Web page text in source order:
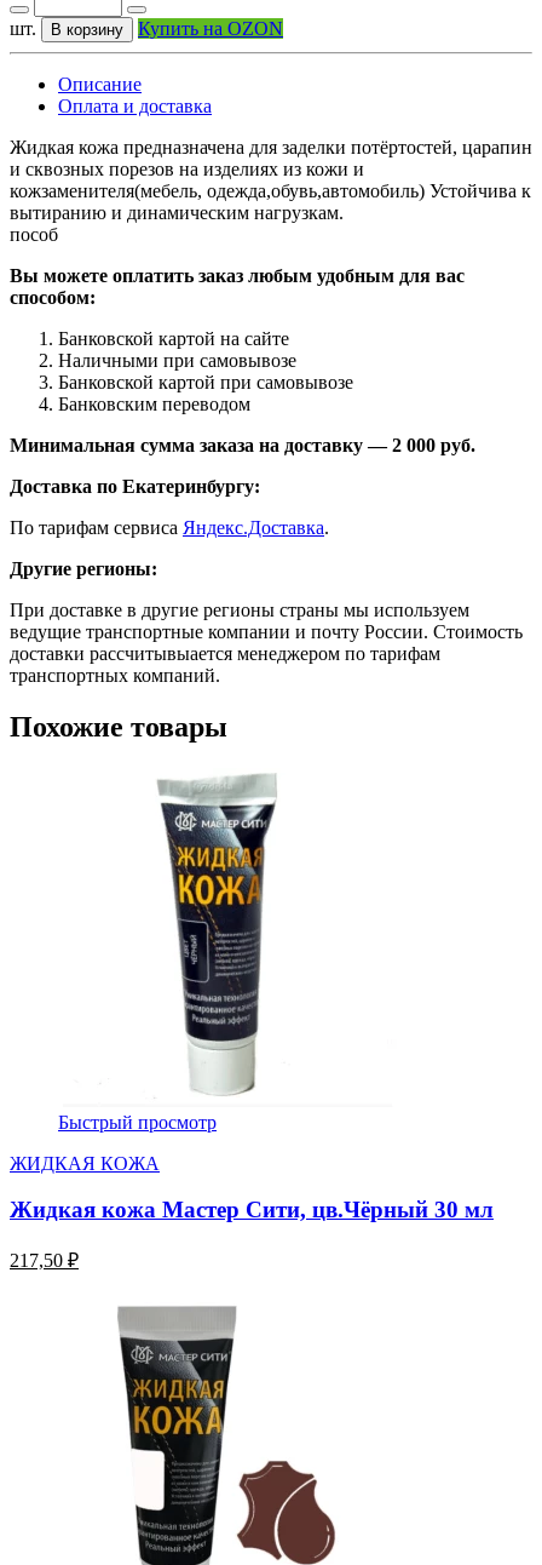
шт. В корзину Купить на OZON
Описание
Оплата и доставка
Жидкая кожа предназначена для заделки потёртостей, царапин
и сквозных порезов на изделиях из кожи и
кожзаменителя(мебель, одежда,обувь,автомобиль) Устойчива к
вытиранию и динамическим нагрузкам.
пособ
Вы можете оплатить заказ любым удобным для вас
способом:
Банковской картой на сайте
Наличными при самовывозе
Банковской картой при самовывозе
Банковским переводом
Минимальная сумма заказа на доставку — 2 000 руб.
Доставка по Екатеринбургу:
По тарифам сервиса Яндекс.Доставка.
Другие регионы:
При доставке в другие регионы страны мы используем
ведущие транспортные компании и почту России. Стоимость
доставки рассчитывыается менеджером по тарифам
транспортных компаний.
Похожие товары
Быстрый просмотр
ЖИДКАЯ КОЖА
Жидкая кожа Мастер Сити, цв.Чёрный 30 мл
217,50 ₽